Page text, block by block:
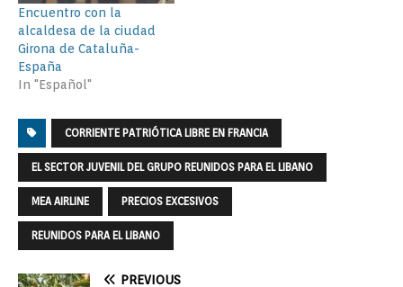
Encuentro con la
alcaldesa de la ciudad
Girona de Cataluña-
España
In "Español"
CORRIENTE PATRIÓTICA LIBRE EN FRANCIA
EL SECTOR JUVENIL DEL GRUPO REUNIDOS PARA EL LIBANO
MEA AIRLINE PRECIOS EXCESIVOS
REUNIDOS PARA EL LIBANO
PREVIOUS